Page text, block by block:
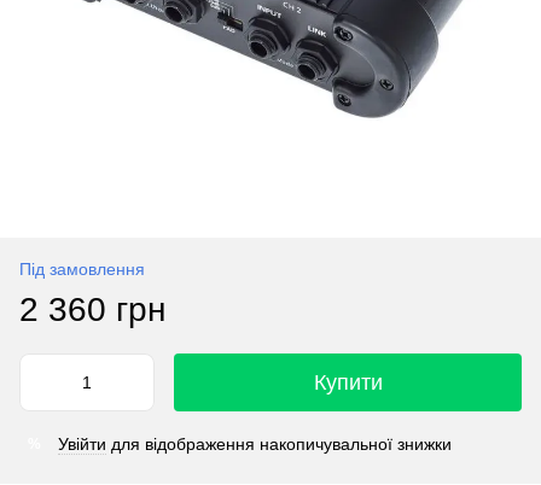
Під замовлення
2 360 грн
Купити
Увійти для відображення накопичувальної знижки